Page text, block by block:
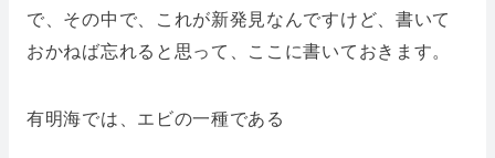
で、その中で、これが新発見なんですけど、書いて
おかねば忘れると思って、ここに書いておきます。
有明海では、エビの一種である